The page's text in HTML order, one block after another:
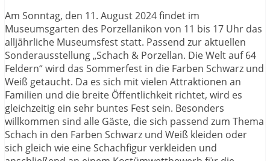
Am Sonntag, den 11. August 2024 findet im
Museumsgarten des Porzellanikon von 11 bis 17 Uhr das
alljährliche Museumsfest statt. Passend zur aktuellen
Sonderausstellung „Schach & Porzellan. Die Welt auf 64
Feldern“ wird das Sommerfest in die Farben Schwarz und
Weiß getaucht. Da es sich mit vielen Attraktionen an
Familien und die breite Öffentlichkeit richtet, wird es
gleichzeitig ein sehr buntes Fest sein. Besonders
willkommen sind alle Gäste, die sich passend zum Thema
Schach in den Farben Schwarz und Weiß kleiden oder
sich gleich wie eine Schachfigur verkleiden und